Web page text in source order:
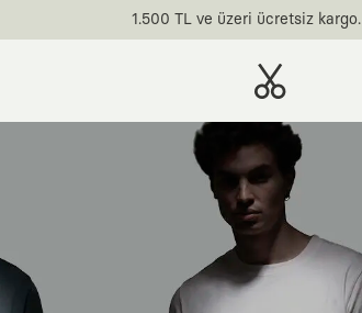
1.500 TL ve üzeri ücretsiz kargo.